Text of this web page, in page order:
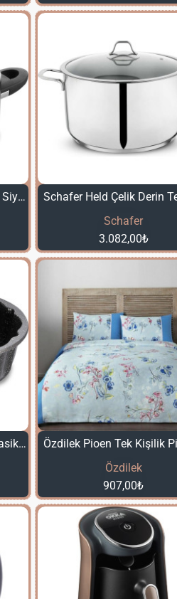
Korkmaz Lina 24 x 12,5 cm Siyah Tencere
Schafer
3.082,00₺
Korkmaz Ornella Döküm Klasik Kek Kalıbı
Özdilek
907,00₺